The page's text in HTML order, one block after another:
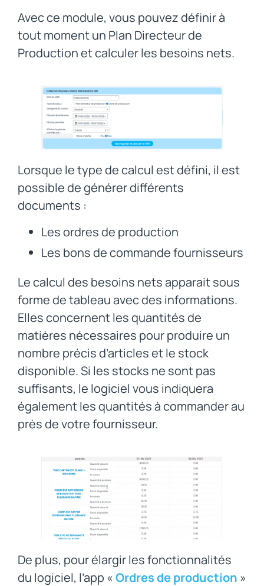
Avec ce module, vous pouvez définir à
tout moment un Plan Directeur de
Production et calculer les besoins nets.
Lorsque le type de calcul est défini, il est
possible de générer différents
documents :
Les ordres de production
Les bons de commande fournisseurs
Le calcul des besoins nets apparait sous
forme de tableau avec des informations.
Elles concernent les quantités de
matières nécessaires pour produire un
nombre précis d’articles et le stock
disponible. Si les stocks ne sont pas
suffisants, le logiciel vous indiquera
également les quantités à commander au
près de votre fournisseur.
De plus, pour élargir les fonctionnalités
du logiciel, l’app «Ordres de production »